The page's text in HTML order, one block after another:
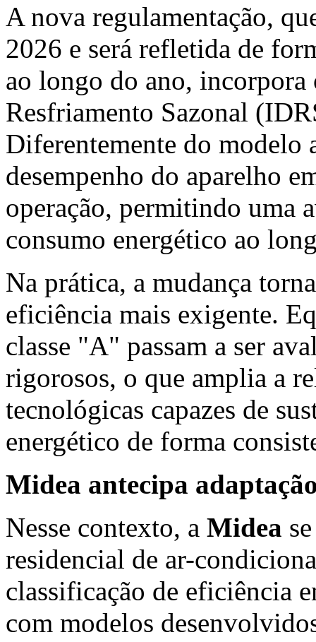
A nova regulamentação,
2026 e será refletida de
ao longo do ano, incorpora
Resfriamento Sazonal
Diferentemente do modelo
desempenho do aparelho
operação, permitindo uma
consumo energético ao
Na prática, a mudança
eficiência mais exigente.
classe "A" passam a ser
rigorosos, o que amplia a
tecnológicas capazes de
energético de forma
Midea antecipa
Nesse contexto, a Midea
residencial de ar-
classificação de eficiência
com modelos